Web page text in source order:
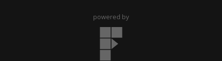
powered by